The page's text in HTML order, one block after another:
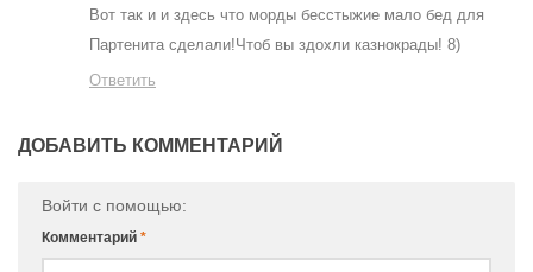
Вот так и и здесь что морды бесстыжие мало бед для
Партенита сделали!Чтоб вы здохли казнокрады! 8)
Ответить
ДОБАВИТЬ КОММЕНТАРИЙ
Войти с помощью:
Комментарий *